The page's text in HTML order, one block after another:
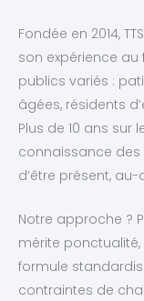
Fondée en 2014,
son expérience
publics variés :
âgées, résidents
Plus de 10 ans sur
connaissance
d’être présent,
Notre approche ?
mérite
formule
contraintes de